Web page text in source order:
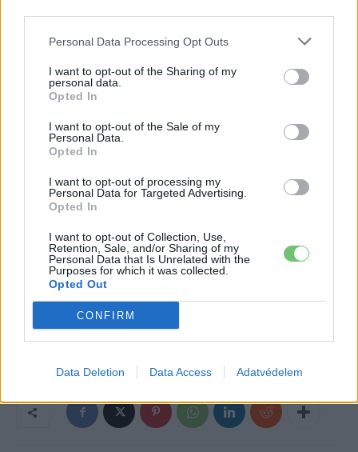
Personal Data Processing Opt Outs
I want to opt-out of the Sharing of my
personal data.
Opted In
I want to opt-out of the Sale of my
Personal Data.
Opted In
I want to opt-out of processing my
Personal Data for Targeted Advertising.
Opted In
I want to opt-out of Collection, Use,
Retention, Sale, and/or Sharing of my
Personal Data that Is Unrelated with the
Purposes for which it was collected.
Opted Out
CONFIRM
Data Deletion Data Access Adatvédelem
egyelőre tartja az irányt, elsősorban egyre erősebb
exportteljesítményének köszönhetően, és a Great Han
kirakatdarabja lehet.
A fenti műszaki adatok egyelőre kiszivárgott
típusjóváhagyási dokumentumokból származnak, nem a
specifikáció eltérhet tőlük.
Kövesd az e-cars.hu-t a Facebookon is, további
tartalmakért!
Elektromos autó